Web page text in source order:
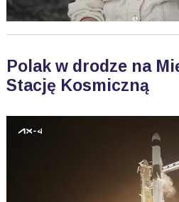
Polak w drodze na
Stację Kosmiczną